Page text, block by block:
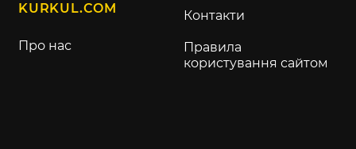
KURKUL.COM
Про нас
Контакти
Правила
користування сайтом